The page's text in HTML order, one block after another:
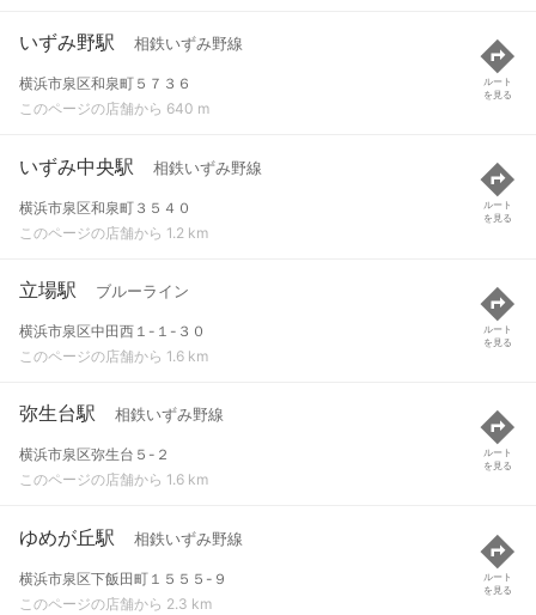
いずみ野駅 相鉄いずみ野線
横浜市泉区和泉町５７３６
このページの店舗から 640 m
ルート
を見る
いずみ中央駅 相鉄いずみ野線
横浜市泉区和泉町３５４０
このページの店舗から 1.2 km
ルート
を見る
立場駅 ブルーライン
横浜市泉区中田西１-１-３０
このページの店舗から 1.6 km
ルート
を見る
弥生台駅 相鉄いずみ野線
横浜市泉区弥生台５-２
このページの店舗から 1.6 km
ルート
を見る
ゆめが丘駅 相鉄いずみ野線
横浜市泉区下飯田町１５５５-９
このページの店舗から 2.3 km
ルート
を見る